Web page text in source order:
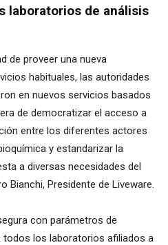
laboratorios de análisis
de proveer una nueva
habituales, las autoridades
en nuevos servicios basados
de democratizar el acceso a
entre los diferentes actores
y estandarizar la
a diversas necesidades del
Bianchi, Presidente de Liveware.
con parámetros de
los laboratorios afiliados a